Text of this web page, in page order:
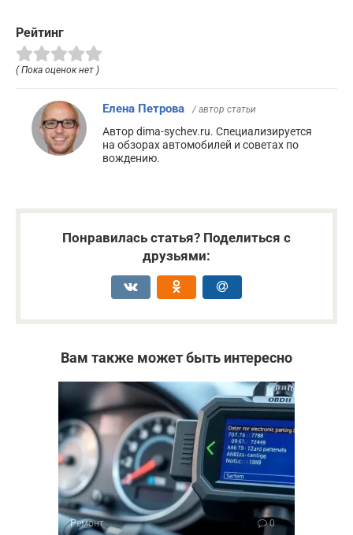
Рейтинг
( Пока оценок нет )
Елена Петрова / автор статьи
Автор dima-sychev.ru. Специализируется
на обзорах автомобилей и советах по
вождению.
Понравилась статья? Поделиться с
друзьями:
Вам также может быть интересно
Ремонт 0